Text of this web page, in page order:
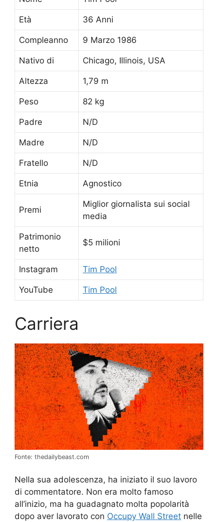
Età 36 Anni
Compleanno 9 Marzo 1986
Nativo di Chicago, Illinois, USA
Altezza 1,79 m
Peso 82 kg
Padre N/D
Madre N/D
Fratello N/D
Etnia Agnostico
Premi
Miglior giornalista sui social
media
Patrimonio
netto
$5 milioni
Instagram Tim Pool
YouTube Tim Pool
Carriera
Fonte: thedailybeast.com
Nella sua adolescenza, ha iniziato il suo lavoro
di commentatore. Non era molto famoso
all’inizio, ma ha guadagnato molta popolarità
dopo aver lavorato con Occupy Wall Street nelle